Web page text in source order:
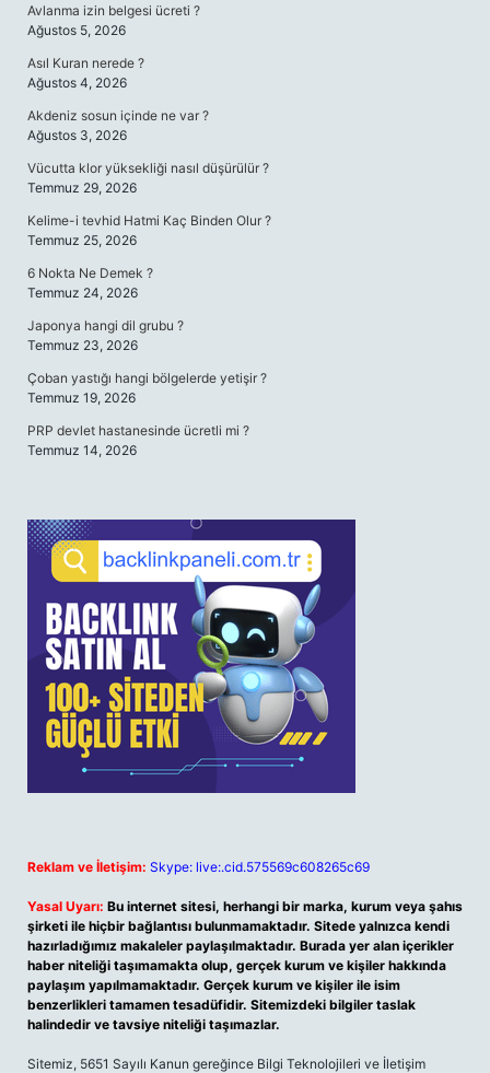
Avlanma izin belgesi ücreti ?
Ağustos 5, 2026
Asıl Kuran nerede ?
Ağustos 4, 2026
Akdeniz sosun içinde ne var ?
Ağustos 3, 2026
Vücutta klor yüksekliği nasıl düşürülür ?
Temmuz 29, 2026
Kelime-i tevhid Hatmi Kaç Binden Olur ?
Temmuz 25, 2026
6 Nokta Ne Demek ?
Temmuz 24, 2026
Japonya hangi dil grubu ?
Temmuz 23, 2026
Çoban yastığı hangi bölgelerde yetişir ?
Temmuz 19, 2026
PRP devlet hastanesinde ücretli mi ?
Temmuz 14, 2026
Reklam ve İletişim: Skype: live:.cid.575569c608265c69
Yasal Uyarı: Bu internet sitesi, herhangi bir marka, kurum veya şahıs
şirketi ile hiçbir bağlantısı bulunmamaktadır. Sitede yalnızca kendi
hazırladığımız makaleler paylaşılmaktadır. Burada yer alan içerikler
haber niteliği taşımamakta olup, gerçek kurum ve kişiler hakkında
paylaşım yapılmamaktadır. Gerçek kurum ve kişiler ile isim
benzerlikleri tamamen tesadüfidir. Sitemizdeki bilgiler taslak
halindedir ve tavsiye niteliği taşımazlar.
Sitemiz, 5651 Sayılı Kanun gereğince Bilgi Teknolojileri ve İletişim